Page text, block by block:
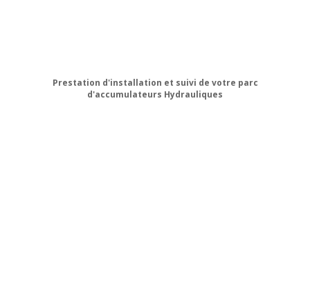
Prestation d'installation et suivi de votre parc
d'accumulateurs Hydrauliques